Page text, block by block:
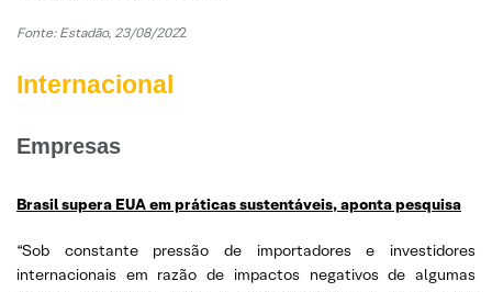
Fonte: Estadão, 23/08/2022
Internacional
Empresas
Brasil supera EUA em práticas sustentáveis, aponta pesquisa
“Sob constante pressão de importadores e investidores
internacionais em razão de impactos negativos de algumas